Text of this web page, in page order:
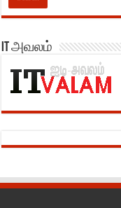
IT அவலம்